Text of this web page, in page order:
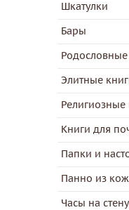
Шкатулки
Бары
Родословные
Элитные
Религиозные
Книги для
Папки и
Панно из
Часы на стену